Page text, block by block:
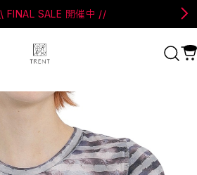
FINAL SALE 開催中 //
#PRANK PROJECT
ワード
#POOLDE